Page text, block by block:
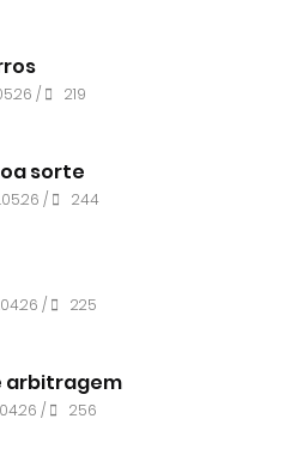
/ 219
sorte
/ 244
/ 225
arbitragem
/ 256